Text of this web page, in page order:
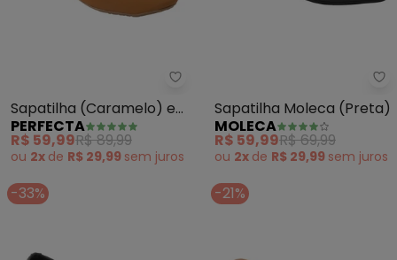
Perfecta - Sapatilha
Sapatilha (Caramelo) em
Nobuck
PERFECTA
R$ 59,99R$ 89,99
ou 2x de R$ 29,99 sem juros
Sapatilha Moleca (Preta)
MOLECA
R$ 59,99R$ 69,99
ou 2x de R$ 29,99 sem juros
-33% -21%